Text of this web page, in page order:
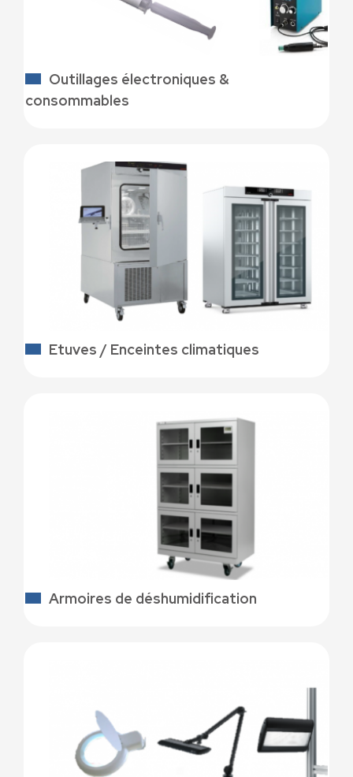
Outillages électroniques &
consommables
Etuves / Enceintes climatiques
Armoires de déshumidification